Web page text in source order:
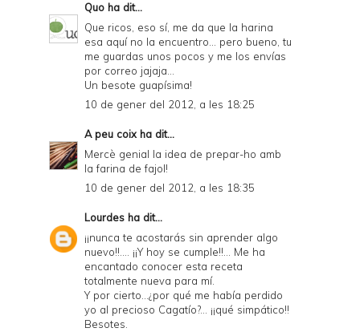
Quo ha dit...
Que ricos, eso sí, me da que la harina
esa aquí no la encuentro... pero bueno, tu
me guardas unos pocos y me los envías
por correo jajaja...
Un besote guapísima!
10 de gener del 2012, a les 18:25
A peu coixha dit...
Mercè genial la idea de prepar-ho amb
la farina de fajol!
10 de gener del 2012, a les 18:35
Lourdes ha dit...
¡¡nunca te acostarás sin aprender algo
nuevo!!.... ¡¡Y hoy se cumple!!... Me ha
encantado conocer esta receta
totalmente nueva para mí.
Y por cierto...¿por qué me había perdido
yo al precioso Cagatío?... ¡¡qué simpático!!
Besotes.